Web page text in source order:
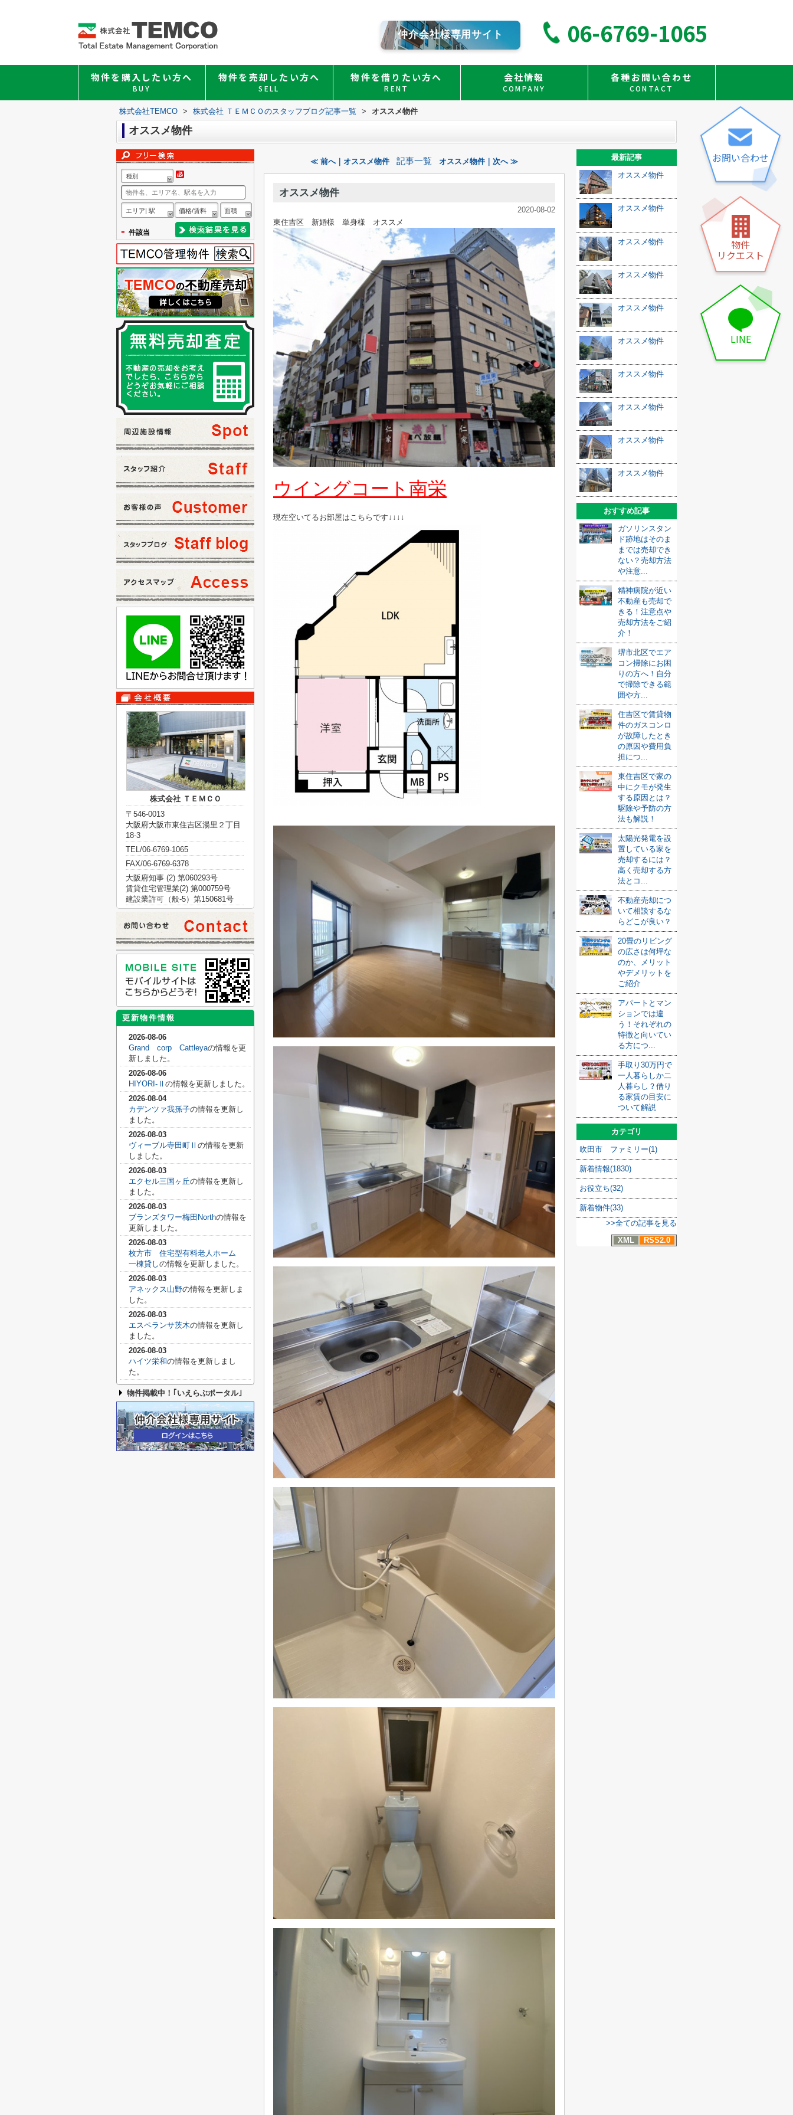
仲介会社様専用サイト 06-6769-1065
物件を購入したい方へ
BUY
物件を売却したい方へ
SELL
物件を借りたい方へ
RENT
会社情報
COMPANY
各種お問い合わせ
CONTACT
株式会社TEMCO > 株式会社 ＴＥＭＣＯのスタッフブログ記事一覧 > オススメ物件
オススメ物件
≪ 前へ｜オススメ物件 記事一覧 オススメ物件｜次へ ≫
オススメ物件
2020-08-02
東住吉区 新婚様 単身様 オススメ
ウイングコート南栄
現在空いてるお部屋はこちらです↓↓↓↓
最新記事
オススメ物件
オススメ物件
オススメ物件
オススメ物件
オススメ物件
オススメ物件
オススメ物件
オススメ物件
オススメ物件
オススメ物件
おすすめ記事
ガソリンスタン
ド跡地はそのま
までは売却でき
ない？売却方法
や注意...
精神病院が近い
不動産も売却で
きる！注意点や
売却方法をご紹
介！
堺市北区でエア
コン掃除にお困
りの方へ！自分
で掃除できる範
囲や方...
住吉区で賃貸物
件のガスコンロ
が故障したとき
の原因や費用負
担につ...
東住吉区で家の
中にクモが発生
する原因とは？
駆除や予防の方
法も解説！
太陽光発電を設
置している家を
売却するには？
高く売却する方
法とコ...
不動産売却につ
いて相談するな
らどこが良い？
20畳のリビング
の広さは何坪な
のか、メリット
やデメリットを
ご紹介
アパートとマン
ションでは違
う！それぞれの
特徴と向いてい
る方につ...
手取り30万円で
一人暮らしか二
人暮らし？借り
る家賃の目安に
ついて解説
カテゴリ
吹田市 ファミリー(1)
新着情報(1830)
お役立ち(32)
新着物件(33)
>>全ての記事を見る
XML
RSS2.0
種別
エリア| 駅 価格/賃料 面積
- 件該当
株式会社 ＴＥＭＣＯ
〒546-0013
大阪府大阪市東住吉区湯里２丁目
18-3
TEL/06-6769-1065
FAX/06-6769-6378
大阪府知事 (2) 第060293号
賃貸住宅管理業(2) 第000759号
建設業許可（般-5）第150681号
更新物件情報
2026-08-06
Grand corp Cattleyaの情報を更
新しました。
2026-08-06
HIYORI-Ⅱ の情報を更新しました。
2026-08-04
カデンツァ我孫子の情報を更新し
ました。
2026-08-03
ヴィーブル寺田町Ⅱ の情報を更新
しました。
2026-08-03
エクセル三国ヶ丘の情報を更新し
ました。
2026-08-03
ブランズタワー梅田Northの情報を
更新しました。
2026-08-03
枚方市 住宅型有料老人ホーム
一棟貸しの情報を更新しました。
2026-08-03
アネックス山野の情報を更新しま
した。
2026-08-03
エスペランサ茨木の情報を更新し
ました。
2026-08-03
ハイツ栄和の情報を更新しまし
た。
物件掲載中！｢いえらぶポータル｣
お問い合わせ
物件
リクエスト
LINE